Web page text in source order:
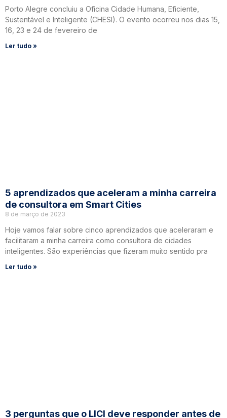
Porto Alegre concluiu a Oficina Cidade Humana, Eficiente,
Sustentável e Inteligente (CHESI). O evento ocorreu nos dias 15,
16, 23 e 24 de fevereiro de
Ler tudo »
5 aprendizados que aceleram a minha carreira
de consultora em Smart Cities
8 de março de 2023
Hoje vamos falar sobre cinco aprendizados que aceleraram e
facilitaram a minha carreira como consultora de cidades
inteligentes. São experiências que fizeram muito sentido pra
Ler tudo »
3 perguntas que o LICI deve responder antes de